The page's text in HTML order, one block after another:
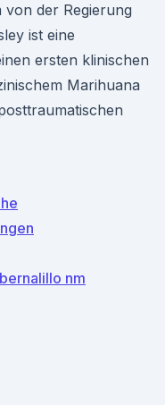
von der Regierung
ist eine
ersten klinischen
Marihuana
nm